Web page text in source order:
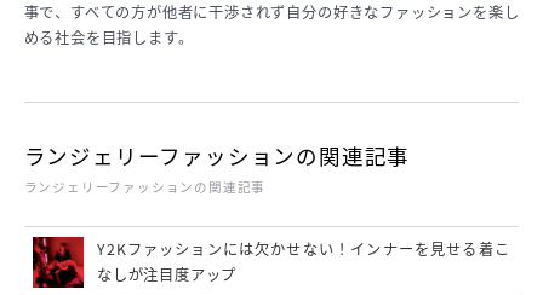
事で、すべての方が他者に干渉されず自分の好きなファッションを楽し
める社会を目指します。
ランジェリーファッションの関連記事
ランジェリーファッションの関連記事
Y2Kファッションには欠かせない！インナーを見せる着こ
なしが注目度アップ